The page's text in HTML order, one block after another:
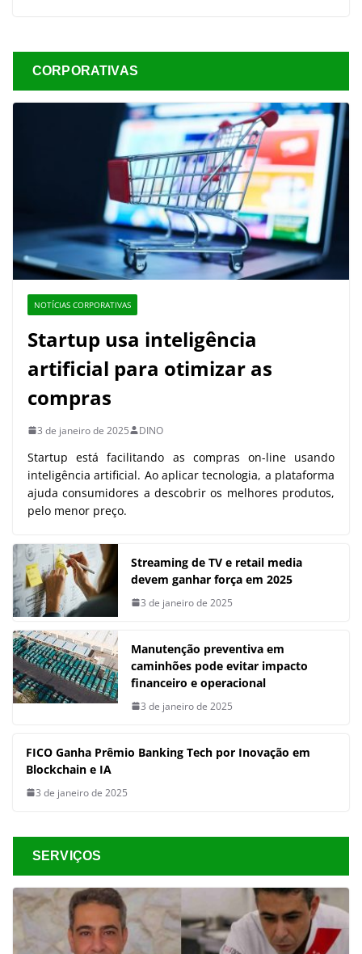
CORPORATIVAS
NOTÍCIAS CORPORATIVAS
Startup usa inteligência
artificial para otimizar as
compras
3 de janeiro de 2025 DINO
Startup está facilitando as compras on-line usando
inteligência artificial. Ao aplicar tecnologia, a plataforma
ajuda consumidores a descobrir os melhores produtos,
pelo menor preço.
Streaming de TV e retail media
devem ganhar força em 2025
3 de janeiro de 2025
Manutenção preventiva em
caminhões pode evitar impacto
financeiro e operacional
3 de janeiro de 2025
FICO Ganha Prêmio Banking Tech por Inovação em
Blockchain e IA
3 de janeiro de 2025
SERVIÇOS